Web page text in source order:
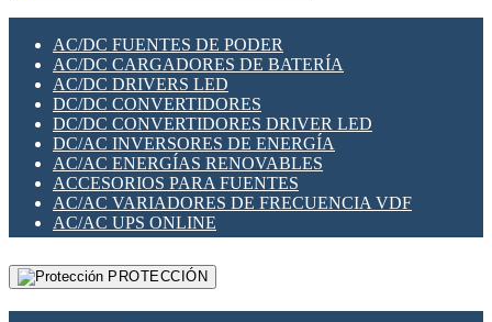
SWITCH Y MICROSWITCH
TARJETAS PI
UNIÓN Y DERIVACIÓN DE CABLE
PLACAS MODULARES IOT
SWITCHES Y REDES WIFI
SOLUCIONES IOT
SOLUCIONES LORAWAN
SOLUCIONES RED CELULAR
SEGURIDAD PARA REDES
SWITCHES LAN
TELEFONÍA IP (VOIP)
VIGILANCIA IP (CCTV)
MESHTASTIC
AC/DC FUENTES DE PODER
AC/DC CARGADORES DE BATERÍA
AC/DC DRIVERS LED
DC/DC CONVERTIDORES
DC/DC CONVERTIDORES DRIVER LED
DC/AC INVERSORES DE ENERGÍA
AC/AC ENERGÍAS RENOVABLES
ACCESORIOS PARA FUENTES
AC/AC VARIADORES DE FRECUENCIA VDF
AC/AC UPS ONLINE
PROTECCIÓN